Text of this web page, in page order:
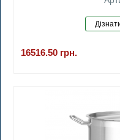
16516.50 грн.